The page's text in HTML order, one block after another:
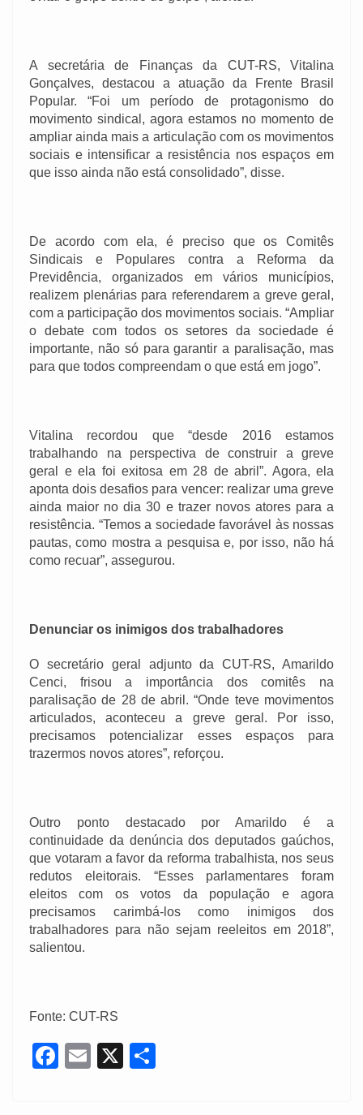
A secretária de Finanças da CUT-RS, Vitalina
Gonçalves, destacou a atuação da Frente Brasil
Popular. “Foi um período de protagonismo do
movimento sindical, agora estamos no momento de
ampliar ainda mais a articulação com os movimentos
sociais e intensificar a resistência nos espaços em
que isso ainda não está consolidado”, disse.
De acordo com ela, é preciso que os Comitês
Sindicais e Populares contra a Reforma da
Previdência, organizados em vários municípios,
realizem plenárias para referendarem a greve geral,
com a participação dos movimentos sociais. “Ampliar
o debate com todos os setores da sociedade é
importante, não só para garantir a paralisação, mas
para que todos compreendam o que está em jogo”.
Vitalina recordou que “desde 2016 estamos
trabalhando na perspectiva de construir a greve
geral e ela foi exitosa em 28 de abril”. Agora, ela
aponta dois desafios para vencer: realizar uma greve
ainda maior no dia 30 e trazer novos atores para a
resistência. “Temos a sociedade favorável às nossas
pautas, como mostra a pesquisa e, por isso, não há
como recuar”, assegurou.
Denunciar os inimigos dos trabalhadores
O secretário geral adjunto da CUT-RS, Amarildo
Cenci, frisou a importância dos comitês na
paralisação de 28 de abril. “Onde teve movimentos
articulados, aconteceu a greve geral. Por isso,
precisamos potencializar esses espaços para
trazermos novos atores”, reforçou.
Outro ponto destacado por Amarildo é a
continuidade da denúncia dos deputados gaúchos,
que votaram a favor da reforma trabalhista, nos seus
redutos eleitorais. “Esses parlamentares foram
eleitos com os votos da população e agora
precisamos carimbá-los como inimigos dos
trabalhadores para não sejam reeleitos em 2018”,
salientou.
Fonte: CUT-RS
F E X